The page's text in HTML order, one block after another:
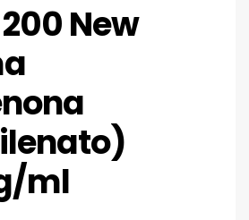
200 New
ml